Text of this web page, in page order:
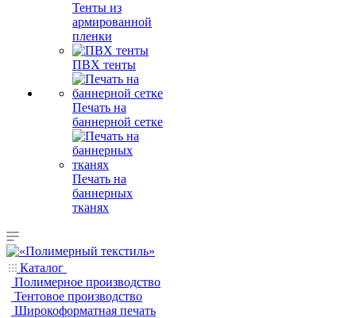
Тенты из
армированной
пленки
ПВХ тенты
Печать на
баннерной сетке
Печать на
баннерных
тканях
Каталог
Полимерное производство
Тентовое производство
Широкоформатная печать